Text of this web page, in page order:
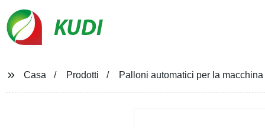
KUDI
Casa Prodotti Palloni automatici per la